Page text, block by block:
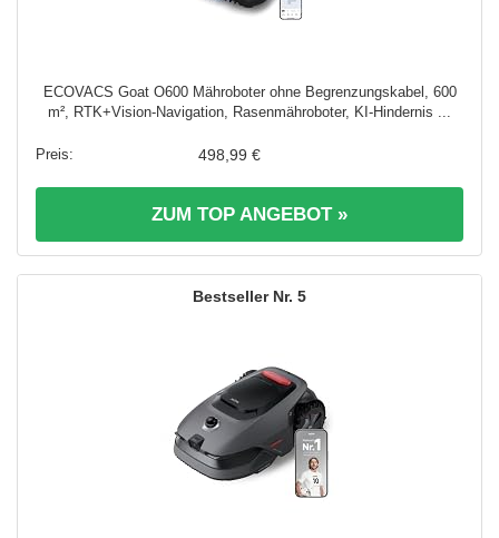
ECOVACS Goat O600 Mähroboter ohne Begrenzungskabel, 600
m², RTK+Vision-Navigation, Rasenmähroboter, KI-Hindernis ...
498,99 €
ZUM TOP ANGEBOT »
5